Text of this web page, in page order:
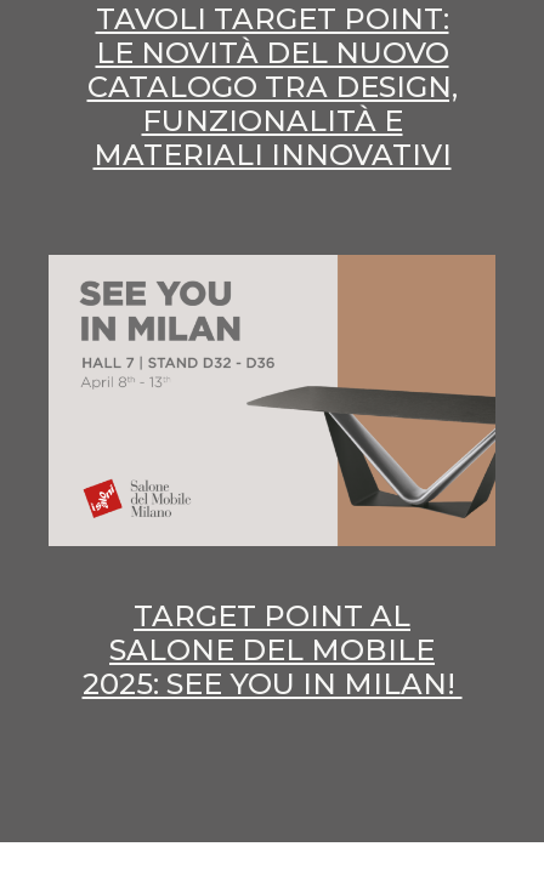
TAVOLI TARGET POINT:
LE NOVITÀ DEL NUOVO
CATALOGO TRA DESIGN,
FUNZIONALITÀ E
MATERIALI INNOVATIVI
TARGET POINT AL
SALONE DEL MOBILE
2025: SEE YOU IN MILAN!